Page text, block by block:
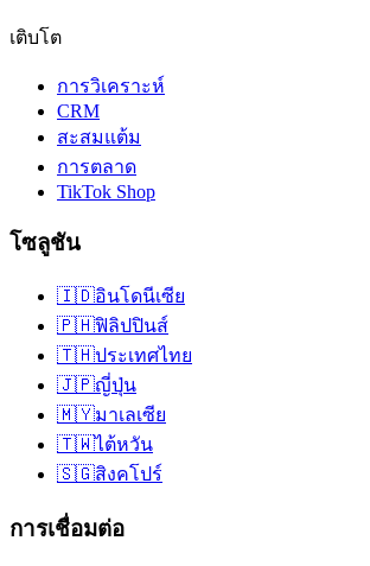
เติบโต
การวิเคราะห์
CRM
สะสมแต้ม
การตลาด
TikTok Shop
โซลูชัน
🇮🇩อินโดนีเซีย
🇵🇭ฟิลิปปินส์
🇹🇭ประเทศไทย
🇯🇵ญี่ปุ่น
🇲🇾มาเลเซีย
🇹🇼ไต้หวัน
🇸🇬สิงคโปร์
การเชื่อมต่อ